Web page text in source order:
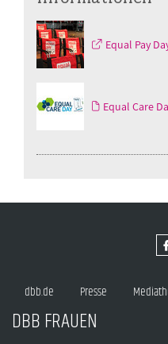
Equal Pay
Equal Care
dbb.de Presse
DBB FRAUEN